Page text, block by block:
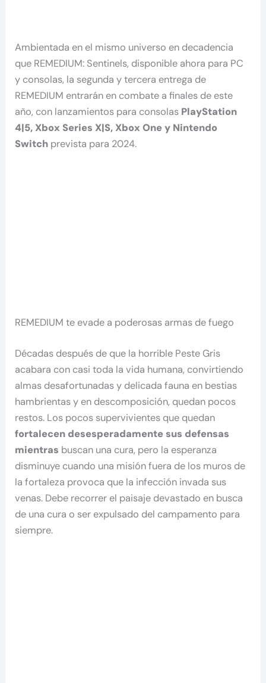
Ambientada en el mismo universo en decadencia
que REMEDIUM: Sentinels, disponible ahora para PC
y consolas, la segunda y tercera entrega de
REMEDIUM entrarán en combate a finales de este
año, con lanzamientos para consolas PlayStation
4|5, Xbox Series X|S, Xbox One y Nintendo
Switch prevista para 2024.
REMEDIUM te evade a poderosas armas de fuego
Décadas después de que la horrible Peste Gris
acabara con casi toda la vida humana, convirtiendo
almas desafortunadas y delicada fauna en bestias
hambrientas y en descomposición, quedan pocos
restos. Los pocos supervivientes que quedan
fortalecen desesperadamente sus defensas
mientras buscan una cura, pero la esperanza
disminuye cuando una misión fuera de los muros de
la fortaleza provoca que la infección invada sus
venas. Debe recorrer el paisaje devastado en busca
de una cura o ser expulsado del campamento para
siempre.